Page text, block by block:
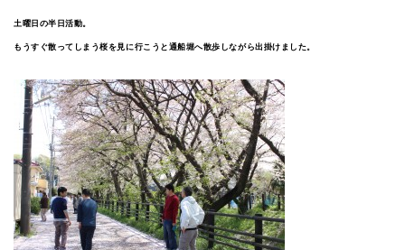
土曜日の半日活動。
もうすぐ散ってしまう桜を見に行こうと通船堀へ散歩しながら出掛けました。